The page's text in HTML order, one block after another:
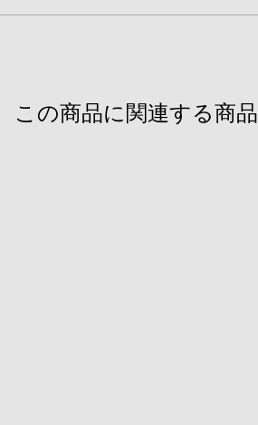
この商品に関連する商品